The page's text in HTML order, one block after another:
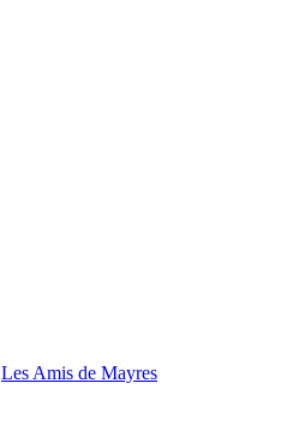
Les Amis de Mayres